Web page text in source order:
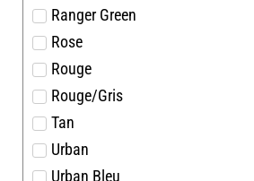
Ranger Green
Rose
Rouge
Rouge/Gris
Tan
Urban
Urban Bleu